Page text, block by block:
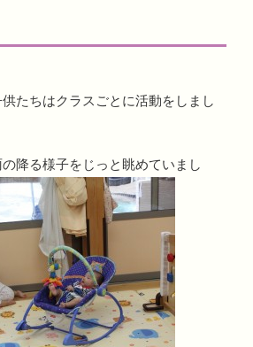
たちはクラスごとに活動をしまし
降る様子をじっと眺めていまし